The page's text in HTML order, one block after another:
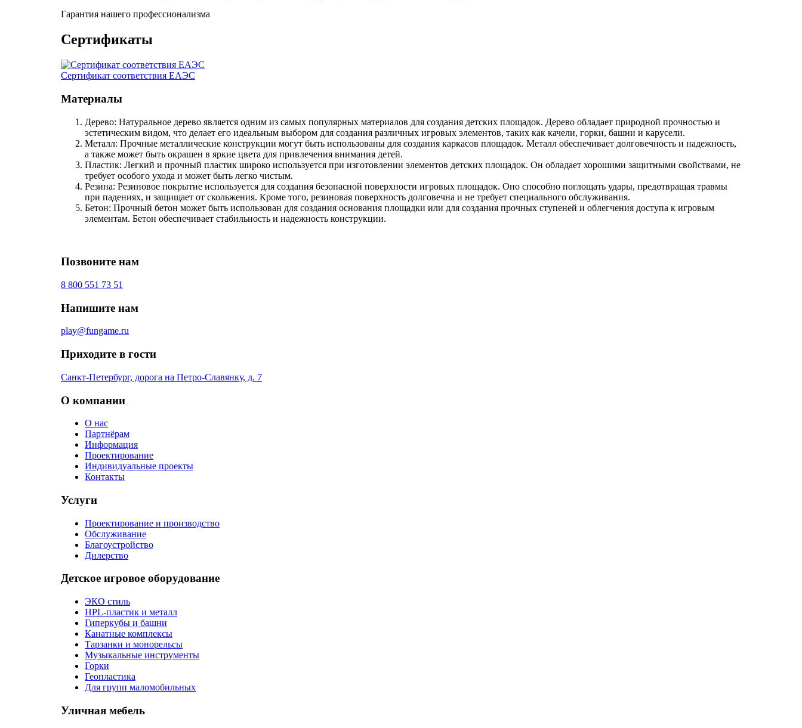
Гарантия нашего профессионализма
Сертификаты
Сертификат соответствия ЕАЭС
Материалы
Дерево: Натуральное дерево является одним из самых популярных материалов для создания детских площадок. Дерево обладает природной прочностью и
эстетическим видом, что делает его идеальным выбором для создания различных игровых элементов, таких как качели, горки, башни и карусели.
Металл: Прочные металлические конструкции могут быть использованы для создания каркасов площадок. Металл обеспечивает долговечность и надежность,
а также может быть окрашен в яркие цвета для привлечения внимания детей.
Пластик: Легкий и прочный пластик широко используется при изготовлении элементов детских площадок. Он обладает хорошими защитными свойствами, не
требует особого ухода и может быть легко чистым.
Резина: Резиновое покрытие используется для создания безопасной поверхности игровых площадок. Оно способно поглощать удары, предотвращая травмы
при падениях, и защищает от скольжения. Кроме того, резиновая поверхность долговечна и не требует специального обслуживания.
Бетон: Прочный бетон может быть использован для создания основания площадки или для создания прочных ступеней и облегчения доступа к игровым
элементам. Бетон обеспечивает стабильность и надежность конструкции.
Позвоните нам
8 800 551 73 51
Напишите нам
play@fungame.ru
Приходите в гости
Санкт-Петербург, дорога на Петро-Славянку, д. 7
О компании
О нас
Партнёрам
Информация
Проектирование
Индивидуальные проекты
Контакты
Услуги
Проектирование и производство
Обслуживание
Благоустройство
Дилерство
Детское игровое оборудование
ЭКО стиль
HPL-пластик и металл
Гиперкубы и башни
Канатные комплексы
Тарзанки и монорельсы
Музыкальные инструменты
Горки
Геопластика
Для групп маломобильных
Уличная мебель